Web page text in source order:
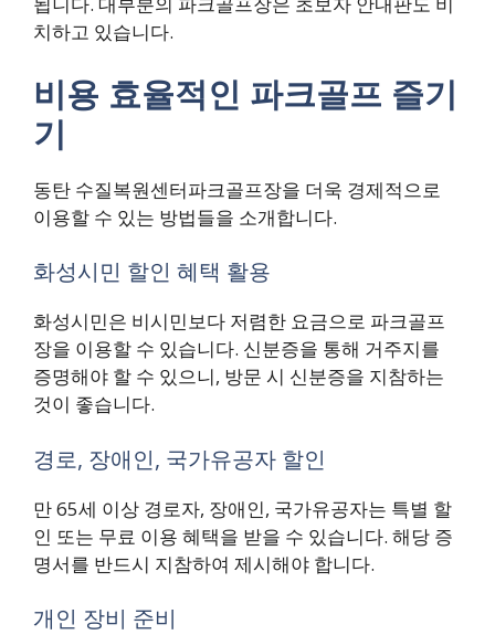
치하고 있습니다.
비용 효율적인 파크골프 즐기
기
동탄 수질복원센터파크골프장을 더욱 경제적으로
이용할 수 있는 방법들을 소개합니다.
화성시민 할인 혜택 활용
화성시민은 비시민보다 저렴한 요금으로 파크골프
장을 이용할 수 있습니다. 신분증을 통해 거주지를
증명해야 할 수 있으니, 방문 시 신분증을 지참하는
것이 좋습니다.
경로, 장애인, 국가유공자 할인
만 65세 이상 경로자, 장애인, 국가유공자는 특별 할
인 또는 무료 이용 혜택을 받을 수 있습니다. 해당 증
명서를 반드시 지참하여 제시해야 합니다.
개인 장비 준비